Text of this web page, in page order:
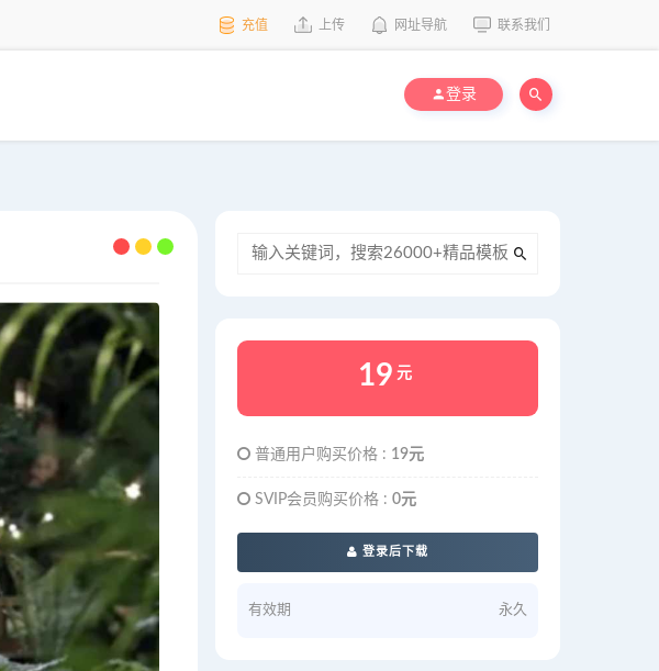
充值 上传 网址导航 联系我们
登录
19 元
普通用户购买价格 : 19元
SVIP会员购买价格 : 0元
登录后下载
有效期 永久